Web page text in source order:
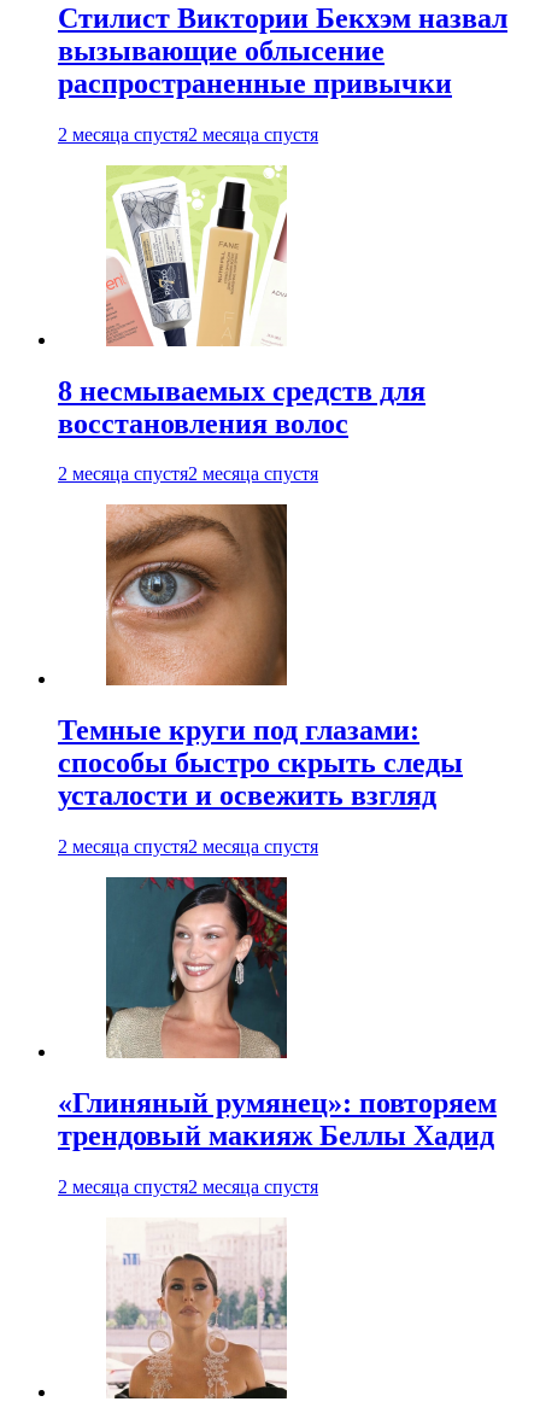
Стилист Виктории Бекхэм назвал
вызывающие облысение
распространенные привычки
2 месяца спустя2 месяца спустя
8 несмываемых средств для
восстановления волос
2 месяца спустя2 месяца спустя
Темные круги под глазами:
способы быстро скрыть следы
усталости и освежить взгляд
2 месяца спустя2 месяца спустя
«Глиняный румянец»: повторяем
трендовый макияж Беллы Хадид
2 месяца спустя2 месяца спустя